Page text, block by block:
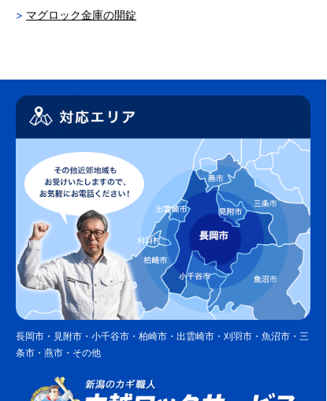
マグロック金庫の開錠
長岡市・見附市・小千谷市・柏崎市・出雲崎市・刈羽市・魚沼市・三
条市・燕市・その他